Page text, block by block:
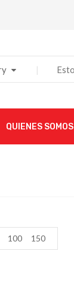
QUIENES SOMOS
100 150